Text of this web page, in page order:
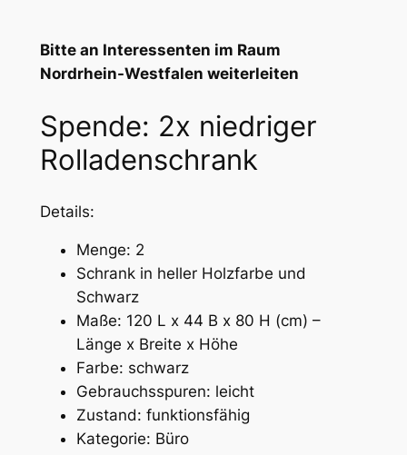
Bitte an Interessenten im Raum
Nordrhein-Westfalen weiterleiten
Spende: 2x niedriger
Rolladenschrank
Details:
Menge: 2
Schrank in heller Holzfarbe und
Schwarz
Maße: 120 L x 44 B x 80 H (cm) –
Länge x Breite x Höhe
Farbe: schwarz
Gebrauchsspuren: leicht
Zustand: funktionsfähig
Kategorie: Büro